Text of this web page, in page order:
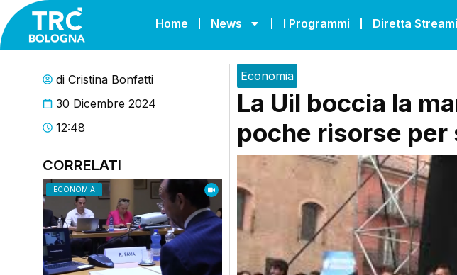
Home News I Programmi Diretta
di Cristina Bonfatti
30 Dicembre 2024
12:48
CORRELATI
ECONOMIA
Economia
La Uil boccia la
poche risorse per